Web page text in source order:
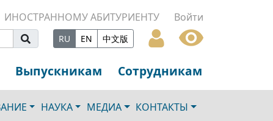
ИНОСТРАННОМУ АБИТУРИЕНТУ Войти
RU EN 中文版
Выпускникам Сотрудникам
НАУКА МЕДИА КОНТАКТЫ